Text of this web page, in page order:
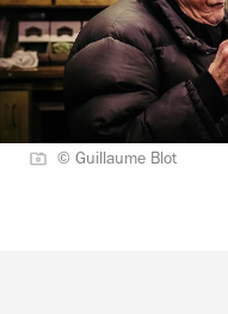
© Guillaume Blot